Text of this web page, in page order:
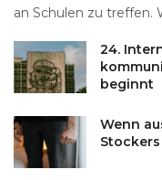
an Schulen zu treffen.
24.
beginnt
Wenn